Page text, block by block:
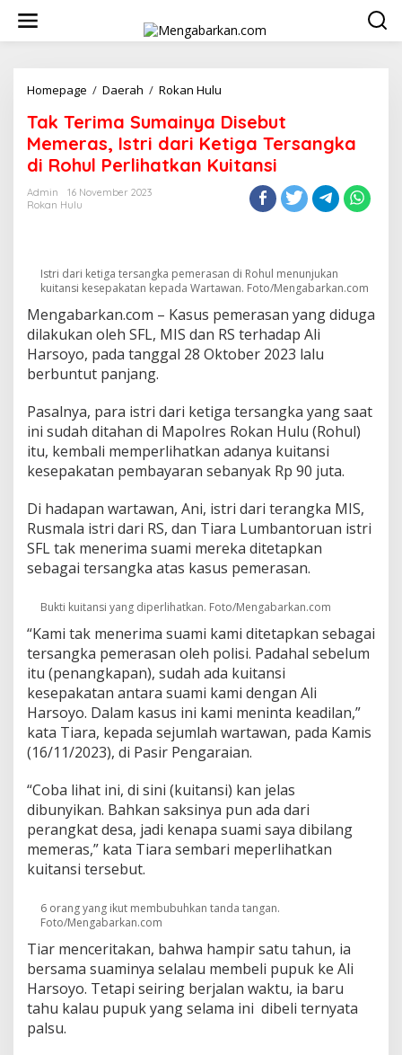
konten
Homepage / Daerah / Rokan Hulu
Sumainya
Disebut
Memeras,
Istri
Ketiga
Perlihatkan
Kuitansi
Tak Terima Sumainya Disebut
Memeras, Istri dari Ketiga Tersangka
di Rohul Perlihatkan Kuitansi
Admin
16 November 2023
Rokan Hulu
Istri dari ketiga tersangka pemerasan di Rohul menunjukan
kuitansi kesepakatan kepada Wartawan. Foto/Mengabarkan.com
Mengabarkan.com – Kasus pemerasan yang diduga
dilakukan oleh SFL, MIS dan RS terhadap Ali
Harsoyo, pada tanggal 28 Oktober 2023 lalu
berbuntut panjang.
Pasalnya, para istri dari ketiga tersangka yang saat
ini sudah ditahan di Mapolres Rokan Hulu (Rohul)
itu, kembali memperlihatkan adanya kuitansi
kesepakatan pembayaran sebanyak Rp 90 juta.
Di hadapan wartawan, Ani, istri dari terangka MIS,
Rusmala istri dari RS, dan Tiara Lumbantoruan istri
SFL tak menerima suami mereka ditetapkan
sebagai tersangka atas kasus pemerasan.
Bukti kuitansi yang diperlihatkan. Foto/Mengabarkan.com
“Kami tak menerima suami kami ditetapkan sebagai
tersangka pemerasan oleh polisi. Padahal sebelum
itu (penangkapan), sudah ada kuitansi
kesepakatan antara suami kami dengan Ali
Harsoyo. Dalam kasus ini kami meninta keadilan,”
kata Tiara, kepada sejumlah wartawan, pada Kamis
(16/11/2023), di Pasir Pengaraian.
“Coba lihat ini, di sini (kuitansi) kan jelas
dibunyikan. Bahkan saksinya pun ada dari
perangkat desa, jadi kenapa suami saya dibilang
memeras,” kata Tiara sembari meperlihatkan
kuitansi tersebut.
6 orang yang ikut membubuhkan tanda tangan.
Foto/Mengabarkan.com
Tiar menceritakan, bahwa hampir satu tahun, ia
bersama suaminya selalau membeli pupuk ke Ali
Harsoyo. Tetapi seiring berjalan waktu, ia baru
tahu kalau pupuk yang selama ini dibeli ternyata
palsu.